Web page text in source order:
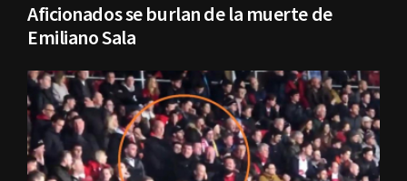
Aficionados se burlan de la muerte de
Emiliano Sala